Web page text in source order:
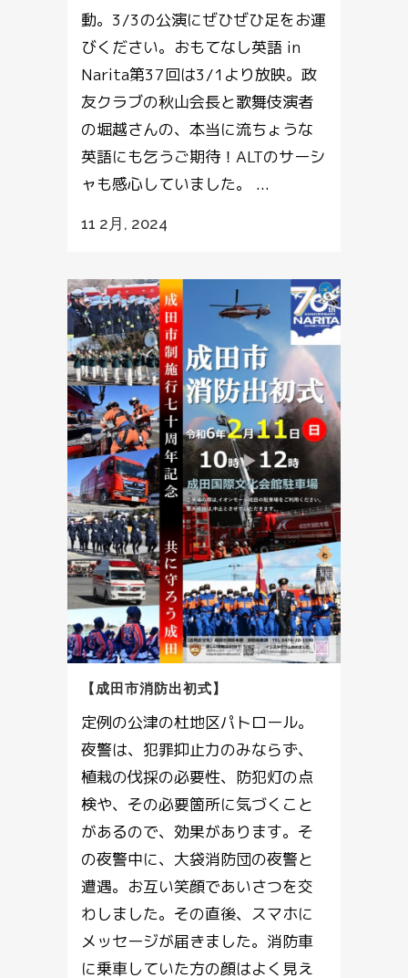
動。3/3の公演にぜひぜひ足をお運
びください。おもてなし英語 in
Narita第37回は3/1より放映。政
友クラブの秋山会長と歌舞伎演者
の堀越さんの、本当に流ちょうな
英語にも乞うご期待！ALTのサーシ
ャも感心していました。 ...
11 2月, 2024
【成田市消防出初式】
定例の公津の杜地区パトロール。
夜警は、犯罪抑止力のみならず、
植栽の伐採の必要性、防犯灯の点
検や、その必要箇所に気づくこと
があるので、効果があります。そ
の夜警中に、大袋消防団の夜警と
遭遇。お互い笑顔であいさつを交
わしました。その直後、スマホに
メッセージが届きました。消防車
に乗車していた方の顔はよく見え